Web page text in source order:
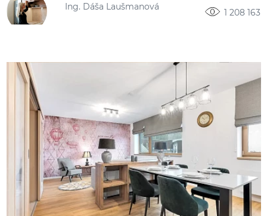
Ing. Dáša Laušmanová
1 208 163